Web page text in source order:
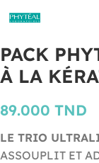
PACK
À LA
89.000 TND
LE TRIO
ASSOUPLIT ET